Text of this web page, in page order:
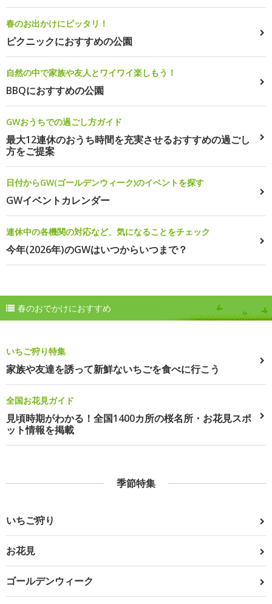
春のお出かけにピッタリ！
ピクニックにおすすめの公園
自然の中で家族や友人とワイワイ楽しもう！
BBQにおすすめの公園
GWおうちでの過ごし方ガイド
最大12連休のおうち時間を充実させるおすすめの過ごし
方をご提案
日付からGW(ゴールデンウィーク)のイベントを探す
GWイベントカレンダー
連休中の各機関の対応など、気になることをチェック
今年(2026年)のGWはいつからいつまで？
春のおでかけにおすすめ
いちご狩り特集
家族や友達を誘って新鮮ないちごを食べに行こう
全国お花見ガイド
見頃時期がわかる！全国1400カ所の桜名所・お花見スポ
ット情報を掲載
季節特集
いちご狩り
お花見
ゴールデンウィーク